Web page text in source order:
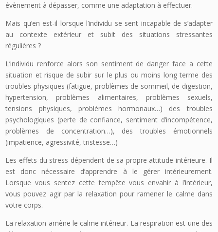
évènement à dépasser, comme une adaptation à effectuer.
Mais qu’en est-il lorsque l’individu se sent incapable de s’adapter
au contexte extérieur et subit des situations stressantes
régulières ?
L’individu renforce alors son sentiment de danger face a cette
situation et risque de subir sur le plus ou moins long terme des
troubles physiques (fatigue, problèmes de sommeil, de digestion,
hypertension, problèmes alimentaires, problèmes sexuels,
tensions physiques, problèmes hormonaux…) des troubles
psychologiques (perte de confiance, sentiment d’incompétence,
problèmes de concentration…), des troubles émotionnels
(impatience, agressivité, tristesse…)
Les effets du stress dépendent de sa propre attitude intérieure. Il
est donc nécessaire d’apprendre à le gérer intérieurement.
Lorsque vous sentez cette tempête vous envahir à l’intérieur,
vous pouvez agir par la relaxation pour ramener le calme dans
votre corps.
La relaxation amène le calme intérieur. La respiration est une des